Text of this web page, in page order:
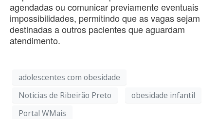
agendadas ou comunicar previamente eventuais
impossibilidades, permitindo que as vagas sejam
destinadas a outros pacientes que aguardam
atendimento.
adolescentes com obesidade
Noticias de Ribeirão Preto
obesidade infantil
Portal WMais